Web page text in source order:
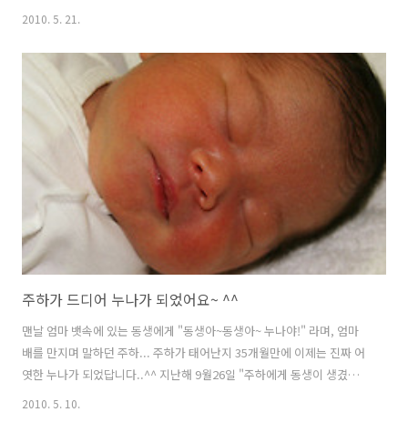
중년 부부가 있었는데 아내의 시력이 너무 나빠서 눈 수술을 했다. 그런
내의 직장까지 아내를 출근시켜주고 하루 일과가 끝난 후에는 집까지 데
려다 주었다. 그런데 어느 날, 갑자기 남편이 아내에게 서로 직장이 너무
머니 혼자 출근하라고 말했다. 이 말에 아내는 남편에게 너무나 섭섭해했
고 사랑하는 남편이 그런 말을 한 것에 대해 배신감까지 느꼈다. . . 그리
곤 이를 악물고 살아야겠다는 결심을 한 후, 그 다음 날부터 혼..
2010. 5. 21.
주하가 드디어 누나가 되었어요~ ^^
맨날 엄마 뱃속에 있는 동생에게 "동생아~동생아~ 누나야!" 라며, 엄마
배를 만지며 말하던 주하... 주하가 태어난지 35개월만에 이제는 진짜 어
엿한 누나가 되었답니다..^^ 지난해 9월26일 "주하에게 동생이 생겼어
2010. 5. 10.